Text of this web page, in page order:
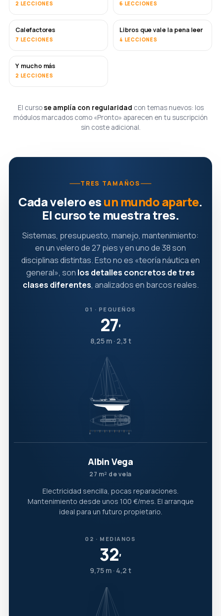
2 LECCIONES 6 LECCIONES
PRONTO
Calefactores
7 LECCIONES
PRONTO
Libros que vale la pena leer
4 LECCIONES
PRONTO
Y mucho más
2 LECCIONES
El cursose amplía con regularidad con temas nuevos: los
módulos marcados como «Pronto» aparecen en tu suscripción
sin coste adicional.
TRES TAMAÑOS
Cada velero esun mundo aparte.
El curso te muestra tres.
Sistemas, presupuesto, manejo, mantenimiento:
en un velero de 27 pies y en uno de 38 son
disciplinas distintas. Esto no es «teoría náutica en
general», son los detalles concretos de tres
clases diferentes, analizados en barcos reales.
01 · PEQUEÑOS
27′
8,25 m · 2,3 t
Albin Vega
27 m² de vela
Electricidad sencilla, pocas reparaciones.
Mantenimiento desde unos 100 €/mes. El arranque
ideal para un futuro propietario.
02 · MEDIANOS
32′
9,75 m · 4,2 t